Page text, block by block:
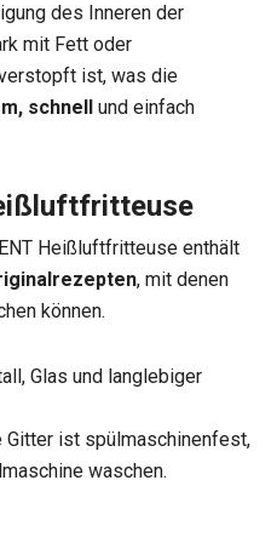
des Inneren der
mit Fett oder
ist, was die
schnell und einfach
Heißluftfritteuse enthält
, mit denen
können.
Glas und langlebiger
Gitter ist spülmaschinenfest,
waschen.